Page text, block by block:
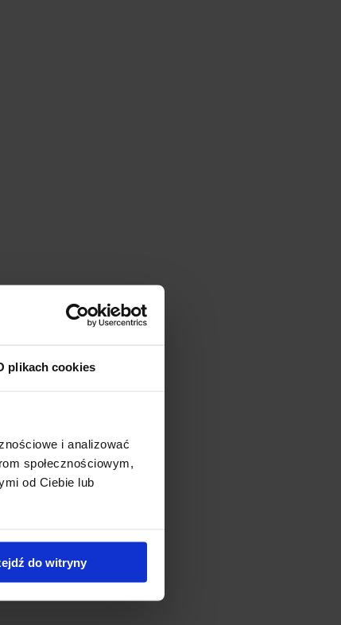
plikach cookies
i analizować
społecznościowym,
od Ciebie lub
do witryny